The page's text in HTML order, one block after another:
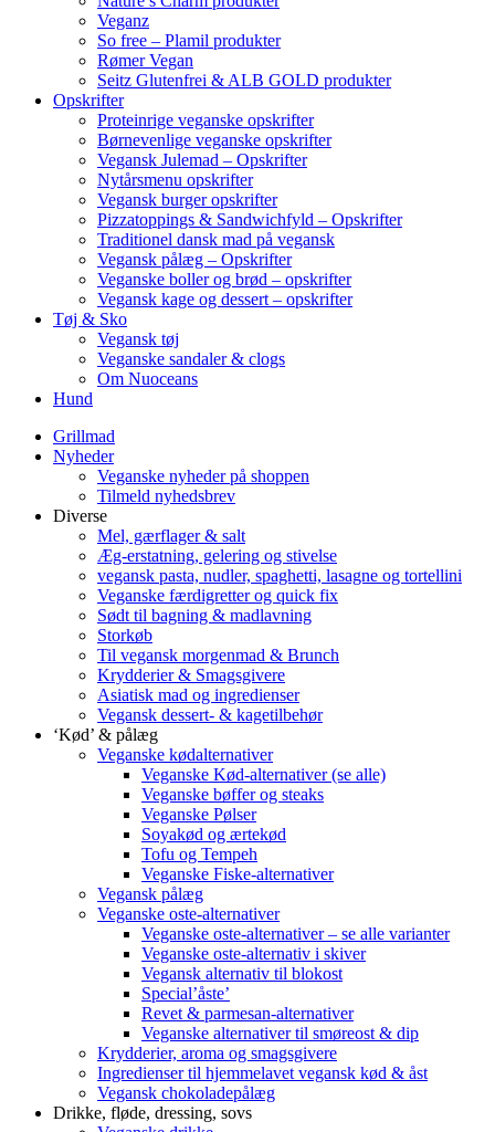
Veganz
So free – Plamil produkter
Rømer Vegan
Seitz Glutenfrei & ALB GOLD produkter
Opskrifter
Proteinrige veganske opskrifter
Børnevenlige veganske opskrifter
Vegansk Julemad – Opskrifter
Nytårsmenu opskrifter
Vegansk burger opskrifter
Pizzatoppings & Sandwichfyld – Opskrifter
Traditionel dansk mad på vegansk
Vegansk pålæg – Opskrifter
Veganske boller og brød – opskrifter
Vegansk kage og dessert – opskrifter
Tøj & Sko
Vegansk tøj
Veganske sandaler & clogs
Om Nuoceans
Hund
Grillmad
Nyheder
Veganske nyheder på shoppen
Tilmeld nyhedsbrev
Diverse
Mel, gærflager & salt
Æg-erstatning, gelering og stivelse
vegansk pasta, nudler, spaghetti, lasagne og tortellini
Veganske færdigretter og quick fix
Sødt til bagning & madlavning
Storkøb
Til vegansk morgenmad & Brunch
Krydderier & Smagsgivere
Asiatisk mad og ingredienser
Vegansk dessert- & kagetilbehør
‘Kød’ & pålæg
Veganske kødalternativer
Veganske Kød-alternativer (se alle)
Veganske bøffer og steaks
Veganske Pølser
Soyakød og ærtekød
Tofu og Tempeh
Veganske Fiske-alternativer
Vegansk pålæg
Veganske oste-alternativer
Veganske oste-alternativer – se alle varianter
Veganske oste-alternativ i skiver
Vegansk alternativ til blokost
Special’åste’
Revet & parmesan-alternativer
Veganske alternativer til smøreost & dip
Krydderier, aroma og smagsgivere
Ingredienser til hjemmelavet vegansk kød & åst
Vegansk chokoladepålæg
Drikke, fløde, dressing, sovs